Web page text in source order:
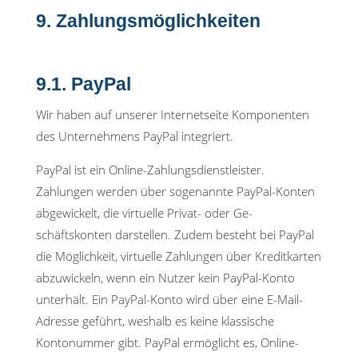
9. Zahlungsmöglichkeiten
9.1. PayPal
Wir haben auf unserer Internetseite Komponenten
des Unternehmens PayPal integriert.
PayPal ist ein Online-Zahlungsdienstleister.
Zahlungen werden über sogenannte PayPal-Konten
abgewickelt, die virtuelle Privat- oder Ge-
schäftskonten darstellen. Zudem besteht bei PayPal
die Möglichkeit, virtuelle Zahlungen über Kreditkarten
abzuwickeln, wenn ein Nutzer kein PayPal-Konto
unterhält. Ein PayPal-Konto wird über eine E-Mail-
Adresse geführt, weshalb es keine klassische
Kontonummer gibt. PayPal ermöglicht es, Online-